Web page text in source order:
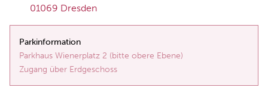
01069 Dres­den
Parkinformation
Parkhaus Wienerplatz 2 (bitte obere Ebene)
Zugang über Erdgeschoss